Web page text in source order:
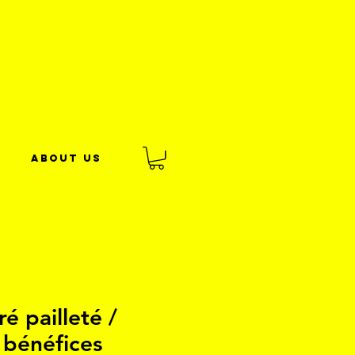
About us
pailleté /